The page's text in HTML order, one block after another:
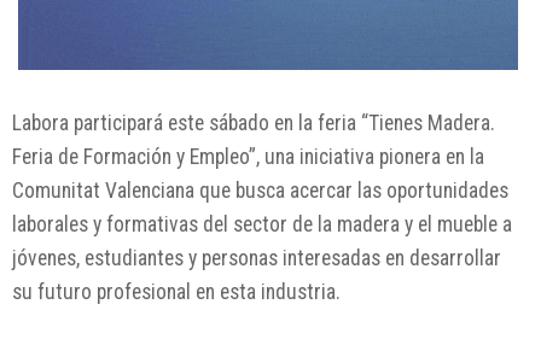
Labora participará este sábado en la feria “Tienes Madera.
Feria de Formación y Empleo”, una iniciativa pionera en la
Comunitat Valenciana que busca acercar las oportunidades
laborales y formativas del sector de la madera y el mueble a
jóvenes, estudiantes y personas interesadas en desarrollar
su futuro profesional en esta industria.